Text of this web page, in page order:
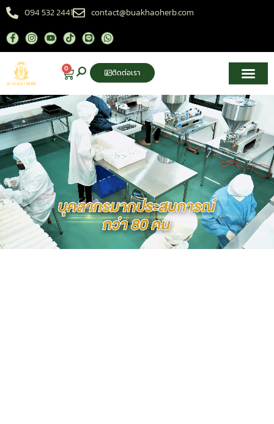
094 532 2441 contact@buakhaoherb.com
0 ติดต่อเรา